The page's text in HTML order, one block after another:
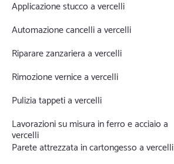
Applicazione stucco a vercelli
Automazione cancelli a vercelli
Riparare zanzariera a vercelli
Rimozione vernice a vercelli
Pulizia tappeti a vercelli
Lavorazioni su misura in ferro e acciaio a
vercelli
Parete attrezzata in cartongesso a vercelli